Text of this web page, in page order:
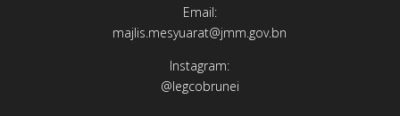
Email:
majlis.mesyuarat@jmm.gov.bn
Instagram:
@legcobrunei​​​​